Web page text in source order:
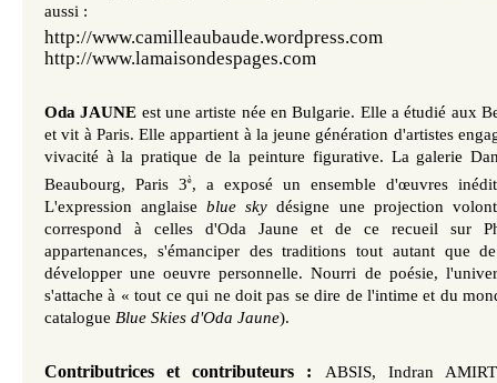
aussi :
http://
http://www.lamaisondespages.com
Oda JAUNE est une artiste née en Bulgarie. Elle a étudié aux
et vit à Paris. Elle appartient à la jeune génération d'artistes
vivacité à la pratique de la peinture figurative. La galerie
Beaubourg, Paris 3è, a exposé un ensemble d'œuvres
L'expression anglaiseblue skydésigne une projection
correspond à celles d'Oda Jaune et de ce recueil sur
appartenances, s'émanciper des traditions tout autant que
développer une oeuvre personnelle. Nourri de poésie,
s'attache à « tout ce qui ne doit pas se dire de l'intime et du
catalogue Blue Skies d'Oda Jaune).
Contributrices et contributeurs : ABSIS, Indran